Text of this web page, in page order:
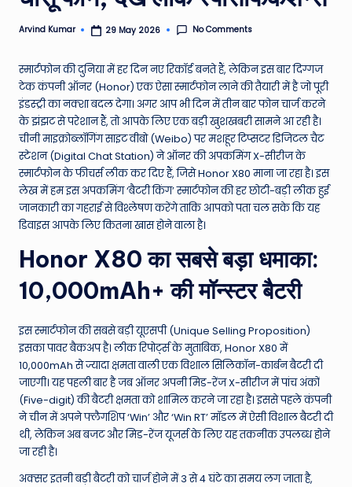
vi
N
e
w
s
A
ro
u
n
d
h
e
W
o
rl
Posted
Arvind Kumar 29 May 2026 No Comments
स्मार्टफोन की दुनिया में हर दिन नए रिकॉर्ड बनते हैं, लेकिन इस बार दिग्गज
टेक कंपनी ऑनर (Honor) एक ऐसा स्मार्टफोन लाने की तैयारी में है जो पूरी
इंडस्ट्री का नक्शा बदल देगा। अगर आप भी दिन में तीन बार फोन चार्ज करने
के झंझट से परेशान हैं, तो आपके लिए एक बड़ी खुशखबरी सामने आ रही है।
चीनी माइक्रोब्लॉगिंग साइट वीबो (Weibo) पर मशहूर टिप्सटर डिजिटल चैट
स्टेशन (Digital Chat Station) ने ऑनर की अपकमिंग X-सीरीज के
स्मार्टफोन के फीचर्स लीक कर दिए हैं, जिसे Honor X80 माना जा रहा है। इस
लेख में हम इस अपकमिंग ‘बैटरी किंग’ स्मार्टफोन की हर छोटी-बड़ी लीक हुई
जानकारी का गहराई से विश्लेषण करेंगे ताकि आपको पता चल सके कि यह
डिवाइस आपके लिए कितना खास होने वाला है।
Honor X80 का सबसे बड़ा धमाका:
10,000mAh+ की मॉन्स्टर बैटरी
इस स्मार्टफोन की सबसे बड़ी यूएसपी (Unique Selling Proposition)
इसका पावर बैकअप है। लीक रिपोर्ट्स के मुताबिक, Honor X80 में
10,000mAh से ज्यादा क्षमता वाली एक विशाल सिलिकॉन-कार्बन बैटरी दी
जाएगी। यह पहली बार है जब ऑनर अपनी मिड-रेंज X-सीरीज में पांच अंकों
(Five-digit) की बैटरी क्षमता को शामिल करने जा रहा है। इससे पहले कंपनी
ने चीन में अपने फ्लैगशिप ‘Win’ और ‘Win RT’ मॉडल में ऐसी विशाल बैटरी दी
थी, लेकिन अब बजट और मिड-रेंज यूजर्स के लिए यह तकनीक उपलब्ध होने
जा रही है।
अक्सर इतनी बड़ी बैटरी को चार्ज होने में 3 से 4 घंटे का समय लग जाता है,